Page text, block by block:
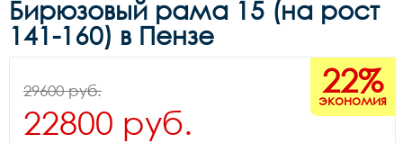
Бирюзовый рама 15 (на рост
141-160) в Пензе
22%
экономия
29600 руб.
22800 руб.